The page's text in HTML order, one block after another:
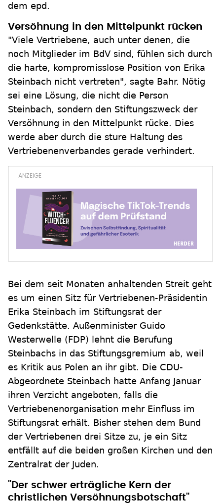
dem epd.
Versöhnung in den Mittelpunkt rücken
"Viele Vertriebene, auch unter denen, die
noch Mitglieder im BdV sind, fühlen sich durch
die harte, kompromisslose Position von Erika
Steinbach nicht vertreten", sagte Bahr. Nötig
sei eine Lösung, die nicht die Person
Steinbach, sondern den Stiftungszweck der
Versöhnung in den Mittelpunkt rücke. Dies
werde aber durch die sture Haltung des
Vertriebenenverbandes gerade verhindert.
Bei dem seit Monaten anhaltenden Streit geht
es um einen Sitz für Vertriebenen-Präsidentin
Erika Steinbach im Stiftungsrat der
Gedenkstätte. Außenminister Guido
Westerwelle (FDP) lehnt die Berufung
Steinbachs in das Stiftungsgremium ab, weil
es Kritik aus Polen an ihr gibt. Die CDU-
Abgeordnete Steinbach hatte Anfang Januar
ihren Verzicht angeboten, falls die
Vertriebenenorganisation mehr Einfluss im
Stiftungsrat erhält. Bisher stehen dem Bund
der Vertriebenen drei Sitze zu, je ein Sitz
entfällt auf die beiden großen Kirchen und den
Zentralrat der Juden.
"Der schwer erträgliche Kern der
christlichen Versöhnungsbotschaft"